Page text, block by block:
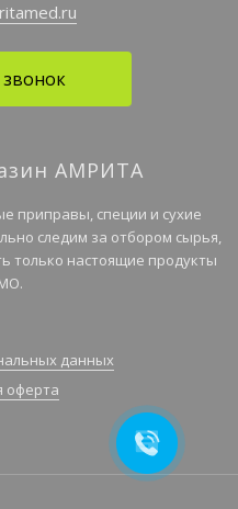
АМРИТА
приправы, специи и сухие
следим за отбором сырья,
только настоящие продукты
данных
оферта